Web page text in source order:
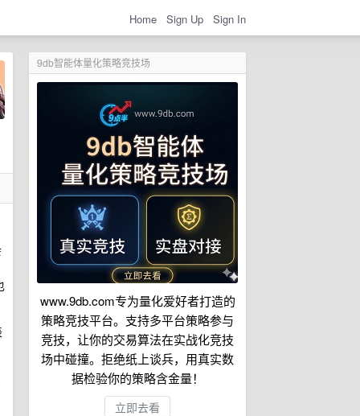
Home Sign Up Sign In
9db智能体量化策略竞技场
www.9db.com专为量化爱好者打造的
策略竞技平台。支持多平台策略参与
竞技，让你的交易算法在实战化竞技
场中碰撞。拒绝纸上谈兵，用真实数
据检验你的策略含金量！
立即去看